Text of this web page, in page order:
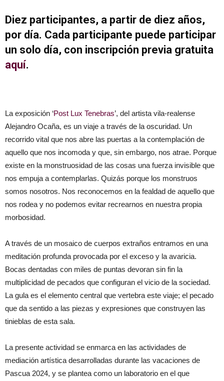
Diez participantes, a partir de diez años,
por día. Cada participante puede participar
un solo día, con inscripción previa gratuita
aquí.
La exposición ‘Post Lux Tenebras’, del artista vila-realense
Alejandro Ocaña, es un viaje a través de la oscuridad. Un
recorrido vital que nos abre las puertas a la contemplación de
aquello que nos incomoda y que, sin embargo, nos atrae. Porque
existe en la monstruosidad de las cosas una fuerza invisible que
nos empuja a contemplarlas. Quizás porque los monstruos
somos nosotros. Nos reconocemos en la fealdad de aquello que
nos rodea y no podemos evitar recrearnos en nuestra propia
morbosidad.
A través de un mosaico de cuerpos extraños entramos en una
meditación profunda provocada por el exceso y la avaricia.
Bocas dentadas con miles de puntas devoran sin fin la
multiplicidad de pecados que configuran el vicio de la sociedad.
La gula es el elemento central que vertebra este viaje; el pecado
que da sentido a las piezas y expresiones que construyen las
tinieblas de esta sala.
La presente actividad se enmarca en las actividades de
mediación artística desarrolladas durante las vacaciones de
Pascua 2024, y se plantea como un laboratorio en el que